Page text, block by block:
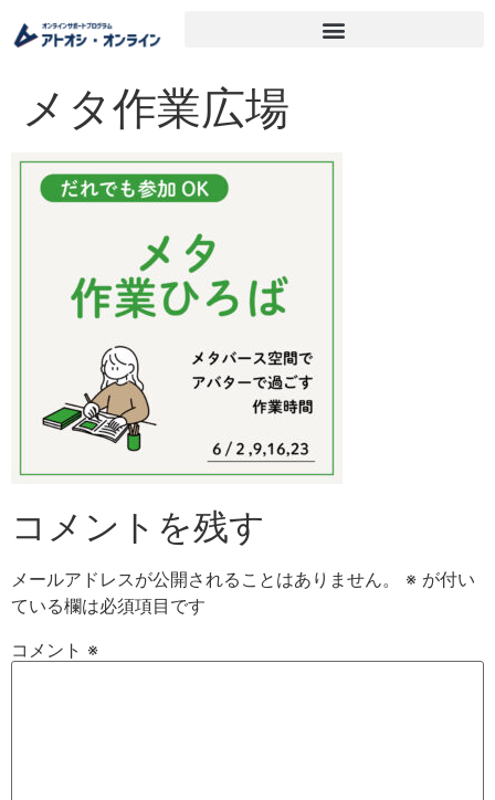
メタ作業広場
コメントを残す
メールアドレスが公開されることはありません。 ※ が付い
ている欄は必須項目です
コメント ※